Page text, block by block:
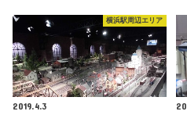
横浜駅周辺エリア
2019.4.3